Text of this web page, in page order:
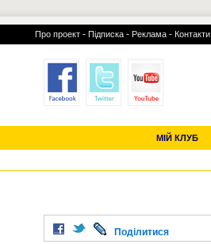
Про проект - Підписка - Реклама - Контакти
МІЙ КЛУБ
УСІ ТРАНСФЕРИ
Поділитися